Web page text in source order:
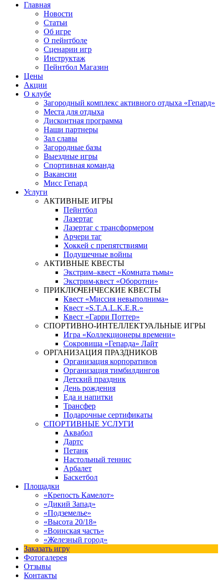
Главная
Новости
Статьи
Об игре
О пейнтболе
Сценарии игр
Инструктаж
Пейнтбол Магазин
Цены
Акции
О клубе
Загородный комплекс активного отдыха «Гепард»
Места для отдыха
Дисконтная программа
Наши партнеры
Зал славы
Загородные базы
Выездные игры
Спортивная команда
Вакансии
Мисс Гепард
Услуги
АКТИВНЫЕ ИГРЫ
Пейнтбол
Лазертаг
Лазертаг с трансформером
Арчери таг
Хоккей с препятствиями
Подушечные войны
АКТИВНЫЕ КВЕСТЫ
Экстрим–квест «Комната тьмы»
Экстрим-квест «Оборотни»
ПРИКЛЮЧЕНЧЕСКИЕ КВЕСТЫ
Квест «Миссия невыполнима»
Квест «S.T.A.L.K.E.R.»
Квест «Гарри Поттер»
СПОРТИВНО-ИНТЕЛЛЕКТУАЛЬНЫЕ ИГРЫ
Игра «Коллекционеры времени»
Сокровища «Гепарда» Лайт
ОРГАНИЗАЦИЯ ПРАЗДНИКОВ
Организация корпоративов
Организация тимбилдингов
Детский праздник
День рождения
Еда и напитки
Трансфер
Подарочные сертификаты
СПОРТИВНЫЕ УСЛУГИ
Аквабол
Дартс
Петанк
Настольный теннис
Арбалет
Баскетбол
Площадки
«Крепость Камелот»
«Дикий Запад»
«Подземелье»
«Высота 20/18»
«Воинская часть»
«Железный город»
Заказать игру
Фотогалерея
Отзывы
Контакты